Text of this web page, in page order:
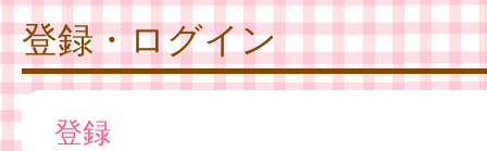
登録・ログイン
登録